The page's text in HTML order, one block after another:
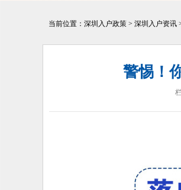
当前位置： 深圳入户政策 > 深圳入户资讯
警惕！